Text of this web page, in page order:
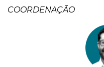
COORDENAÇÃO